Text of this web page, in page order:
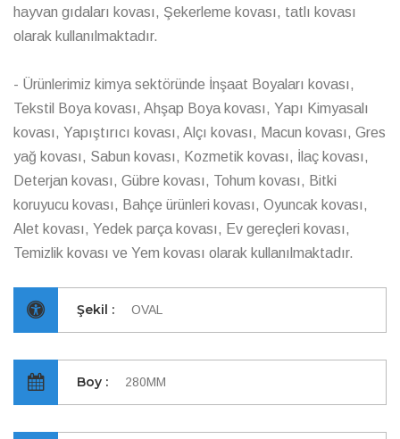
hayvan gıdaları kovası, Şekerleme kovası, tatlı kovası
olarak kullanılmaktadır.
- Ürünlerimiz kimya sektöründe İnşaat Boyaları kovası,
Tekstil Boya kovası, Ahşap Boya kovası, Yapı Kimyasalı
kovası, Yapıştırıcı kovası, Alçı kovası, Macun kovası, Gres
yağ kovası, Sabun kovası, Kozmetik kovası, İlaç kovası,
Deterjan kovası, Gübre kovası, Tohum kovası, Bitki
koruyucu kovası, Bahçe ürünleri kovası, Oyuncak kovası,
Alet kovası, Yedek parça kovası, Ev gereçleri kovası,
Temizlik kovası ve Yem kovası olarak kullanılmaktadır.
Şekil : OVAL
Boy : 280MM